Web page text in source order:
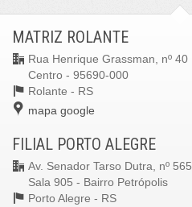
MATRIZ ROLANTE
Rua Henrique Grassman, nº 40
Centro - 95690-000
Rolante - RS
mapa google
FILIAL PORTO ALEGRE
Av. Senador Tarso Dutra, nº 565
Sala 905 - Bairro Petrópolis
Porto Alegre - RS